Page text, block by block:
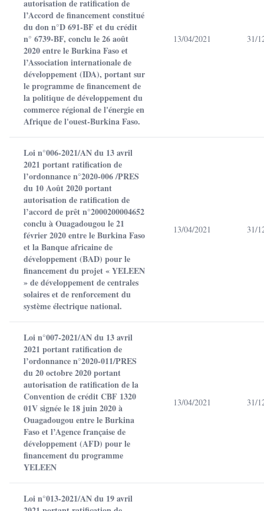
autorisation de ratification de
l’Accord de financement constitué
du don n°D 691-BF et du crédit
n° 6739-BF, conclu le 26 août
2020 entre le Burkina Faso et
l’Association internationale de
développement (IDA), portant sur
le programme de financement de
la politique de développement du
commerce régional de l'énergie en
Afrique de l'ouest-Burkina Faso.
13/04/2021 31/
Loi n°006-2021/AN du 13 avril
2021 portant ratification de
l’ordonnance n°2020-006 /PRES
du 10 Août 2020 portant
autorisation de ratification de
l’accord de prêt n°2000200004652
conclu à Ouagadougou le 21
février 2020 entre le Burkina Faso
et la Banque africaine de
développement (BAD) pour le
financement du projet « YELEEN
» de développement de centrales
solaires et de renforcement du
système électrique national.
13/04/2021 31/
Loi n°007-2021/AN du 13 avril
2021 portant ratification de
l’ordonnance n°2020-011/PRES
du 20 octobre 2020 portant
autorisation de ratification de la
Convention de crédit CBF 1320
01V signée le 18 juin 2020 à
Ouagadougou entre le Burkina
Faso et l’Agence française de
développement (AFD) pour le
financement du programme
YELEEN
13/04/2021 31/
Loi n°013-2021/AN du 19 avril